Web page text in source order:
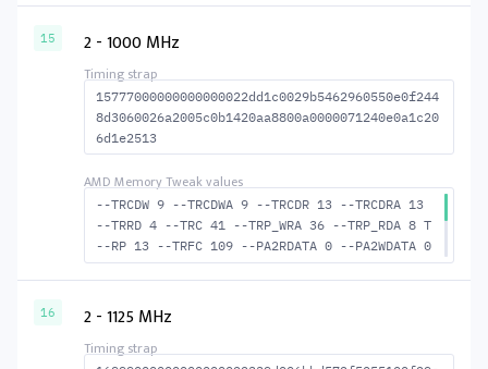
WR 29 --RAS2RAS 98 --RP 28 --WRPLUSRP 35 --B
15 2 - 1000 MHz
15777000000000000022dd1c0029b5462960550e0f244
8d3060026a2005c0b1420aa8800a0000071240e0a1c20
6d1e2513
--TRCDW 9 --TRCDWA 9 --TRCDR 13 --TRCDRA 13
--TRRD 4 --TRC 41 --TRP_WRA 36 --TRP_RDA 8 T
--RP 13 --TRFC 109 --PA2RDATA 0 --PA2WDATA 0
--TFAW 6 --TCRCRL 1 --TCRCWL 2 --TFAW32 5 --
WR 32 --RAS2RAS 109 --RP 30 WRPLUS--RP 37 --
16 2 - 1125 MHz